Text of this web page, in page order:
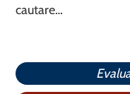
cautare…